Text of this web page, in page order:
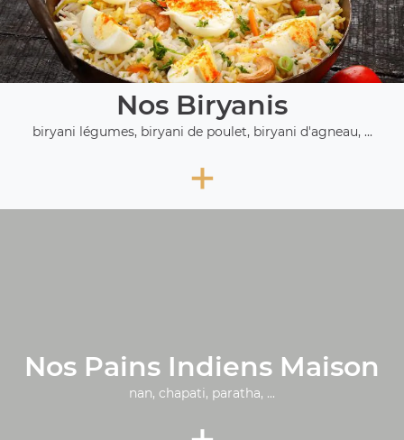
Nos Biryanis
biryani légumes, biryani de poulet, biryani d'agneau, ...
+
Nos Pains Indiens Maison
nan, chapati, paratha, ...